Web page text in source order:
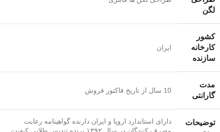
لگن
کشور
کارخانه
سازنده
ایران
مدت
گارانتی
10 سال از تاریخ فاکتور فروش
توضیحات
دارای استاندارد اروپا و ایران دارنده گواهینامه رعایت
مصرف کنندگان در سال ۱۳۹۲ برنده تندیس طلایی کیفیت